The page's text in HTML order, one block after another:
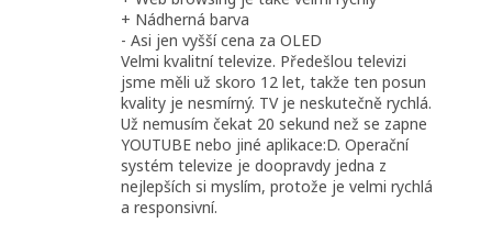
z
hvězdiček.
+ Nádherná barva
- Asi jen vyšší cena za OLED
Velmi kvalitní televize. Předešlou televizi
jsme měli už skoro 12 let, takže ten posun
kvality je nesmírný. TV je neskutečně rychlá.
Už nemusím čekat 20 sekund než se zapne
YOUTUBE nebo jiné aplikace:D. Operační
systém televize je doopravdy jedna z
nejlepších si myslím, protože je velmi rychlá
a responsivní.